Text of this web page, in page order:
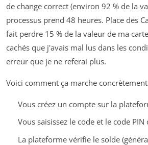
de change correct (environ 92 % de la
processus prend 48 heures. Place des
fait perdre 15 % de la valeur de ma
cachés que j'avais mal lus dans les
erreur que je ne referai plus.
Voici comment ça marche
Vous créez un compte sur la
Vous saisissez le code et le code
La plateforme vérifie le solde